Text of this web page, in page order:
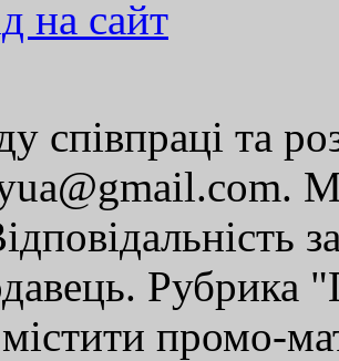
на сайт
співпраці та
Рубрика
промо-